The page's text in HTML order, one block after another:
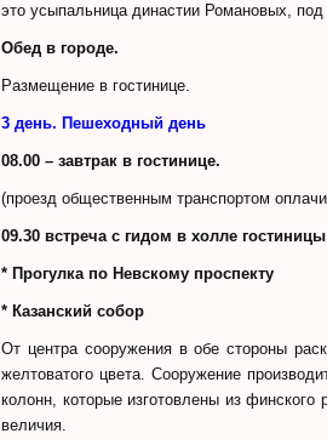
это усыпальница династии Романовых,
Обед в городе.
Размещение в гостинице.
3 день. Пешеходный день
08.00 – завтрак в гостинице.
(проезд общественным транспортом
09.30 встреча с гидом в холле гостиницы
* Прогулка по Невскому проспекту
* Казанский собор
От центра сооружения в обе стороны
желтоватого цвета. Сооружение
колонн, которые изготовлены из
величия.